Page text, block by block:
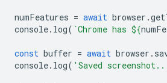
numFeatures = await browser .
console. log( `Chrome has ${
const buffer = await browser .
console. log( 'Saved